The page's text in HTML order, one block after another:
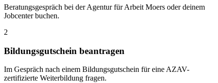
Beratungsgespräch bei der Agentur für Arbeit Moers oder deinem
Jobcenter buchen.
2
Bildungsgutschein beantragen
Im Gespräch nach einem Bildungsgutschein für eine AZAV-
zertifizierte Weiterbildung fragen.